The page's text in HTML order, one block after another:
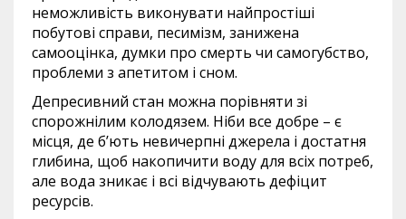
неможливість виконувати найпростіші
побутові справи, песимізм, занижена
самооцінка, думки про смерть чи самогубство,
проблеми з апетитом і сном.
Депресивний стан можна порівняти зі
спорожнілим колодязем. Ніби все добре – є
місця, де б’ють невичерпні джерела і достатня
глибина, щоб накопичити воду для всіх потреб,
але вода зникає і всі відчувають дефіцит
ресурсів.